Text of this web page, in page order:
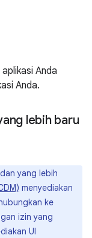
Anda
Anda.
lebih baru
yang lebih
menyediakan
ke
izin yang
UI